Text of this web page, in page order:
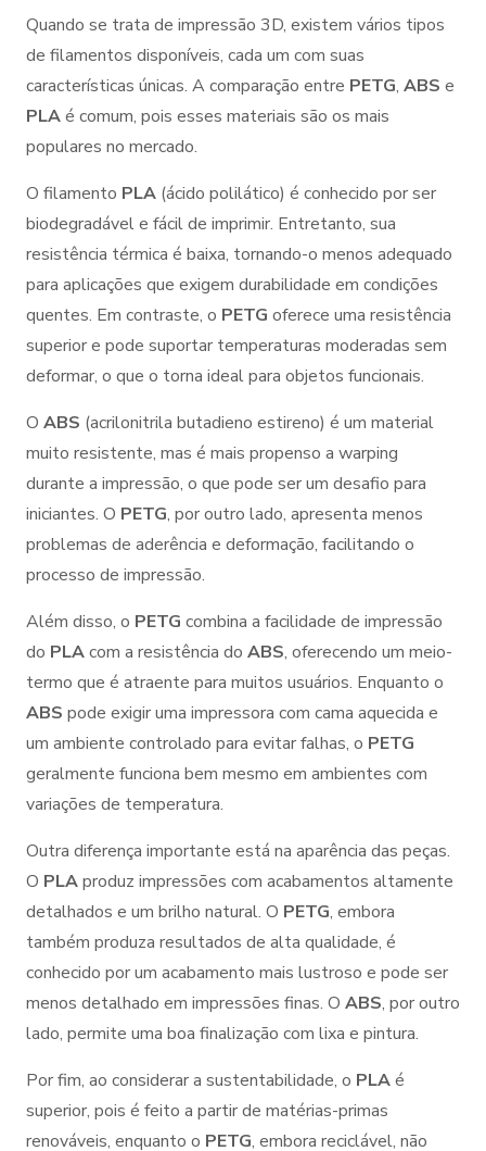
Quando se trata de impressão 3D, existem vários tipos
de filamentos disponíveis, cada um com suas
características únicas. A comparação entre PETG, ABS e
PLAé comum, pois esses materiais são os mais
populares no mercado.
O filamento PLA (ácido polilático) é conhecido por ser
biodegradável e fácil de imprimir. Entretanto, sua
resistência térmica é baixa, tornando-o menos adequado
para aplicações que exigem durabilidade em condições
quentes. Em contraste, o PETG oferece uma resistência
superior e pode suportar temperaturas moderadas sem
deformar, o que o torna ideal para objetos funcionais.
O ABS (acrilonitrila butadieno estireno) é um material
muito resistente, mas é mais propenso a warping
durante a impressão, o que pode ser um desafio para
iniciantes. O PETG, por outro lado, apresenta menos
problemas de aderência e deformação, facilitando o
processo de impressão.
Além disso, o PETG combina a facilidade de impressão
do PLAcom a resistência do ABS, oferecendo um meio-
termo que é atraente para muitos usuários. Enquanto o
ABS pode exigir uma impressora com cama aquecida e
um ambiente controlado para evitar falhas, o PETG
geralmente funciona bem mesmo em ambientes com
variações de temperatura.
Outra diferença importante está na aparência das peças.
O PLAproduz impressões com acabamentos altamente
detalhados e um brilho natural. O PETG, embora
também produza resultados de alta qualidade, é
conhecido por um acabamento mais lustroso e pode ser
menos detalhado em impressões finas. O ABS, por outro
lado, permite uma boa finalização com lixa e pintura.
Por fim, ao considerar a sustentabilidade, o PLAé
superior, pois é feito a partir de matérias-primas
renováveis, enquanto o PETG, embora reciclável, não